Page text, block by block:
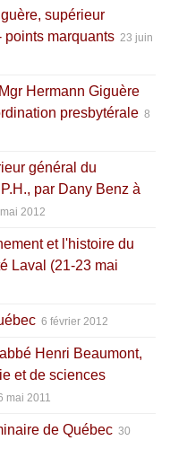
supérieur
points marquants 23 juin
Hermann Giguère
presbytérale 8
général du
par Dany Benz à
2012
et l'histoire du
Laval (21-23 mai
6 février 2012
Henri Beaumont,
et de sciences
mai 2011
de Québec 30